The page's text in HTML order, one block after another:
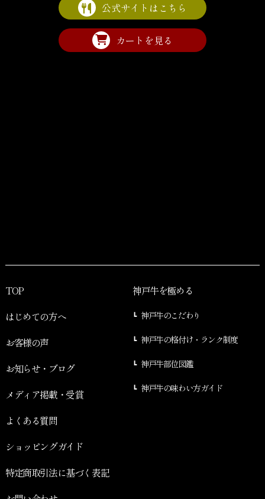
公式サイトはこちら
カートを見る
TOP
はじめての方へ
お客様の声
お知らせ・ブログ
メディア掲載・受賞
よくある質問
ショッピングガイド
特定商取引法に基づく表記
神戸牛を極める
神戸牛のこだわり
神戸牛の格付け・ランク制度
神戸牛部位図鑑
神戸牛の味わい方ガイド